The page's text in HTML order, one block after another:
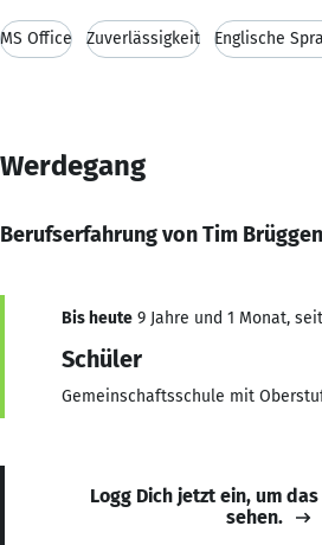
MS Office Zuverlässigkeit Englische
Werdegang
Berufserfahrung von Tim Brüggen
Bis heute 9 Jahre und 1 Monat,
Schüler
Gemeinschaftsschule mit
Logg Dich jetzt ein, um
sehen.